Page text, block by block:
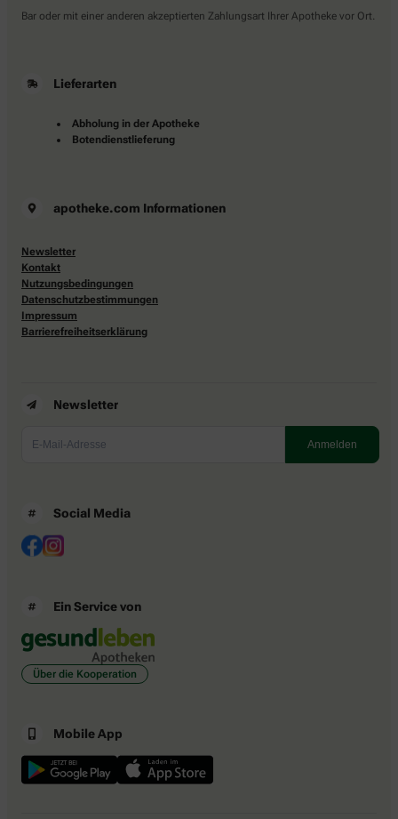
Bar oder mit einer anderen akzeptierten Zahlungsart Ihrer Apotheke vor Ort.
Lieferarten
Abholung in der Apotheke
Botendienstlieferung
apotheke.com Informationen
Newsletter
Kontakt
Nutzungsbedingungen
Datenschutzbestimmungen
Impressum
Barrierefreiheitserklärung
Newsletter
Social Media
Ein Service von
Über die Kooperation
Mobile App